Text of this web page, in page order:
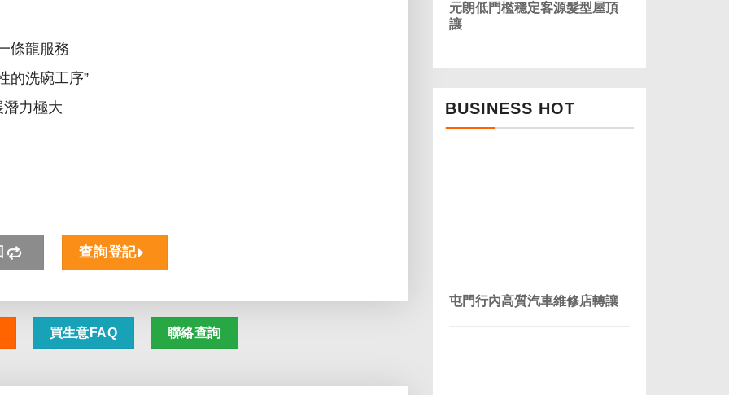
條龍服務
的洗碗工序”
力極大
查詢登記
買生意FAQ 聯絡查詢
元朗低門檻穩定客源髮型屋頂
讓
BUSINESS HOT
屯門行內高質汽車維修店轉讓